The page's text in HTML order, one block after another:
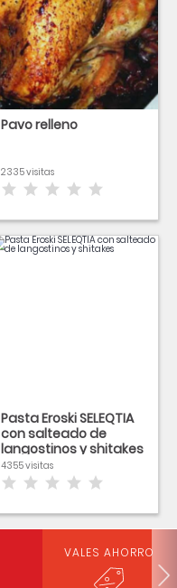
Pavo relleno
2335 visitas
Pasta Eroski SELEQTIA
con salteado de
langostinos y shitakes
4355 visitas
VALES AHORRO